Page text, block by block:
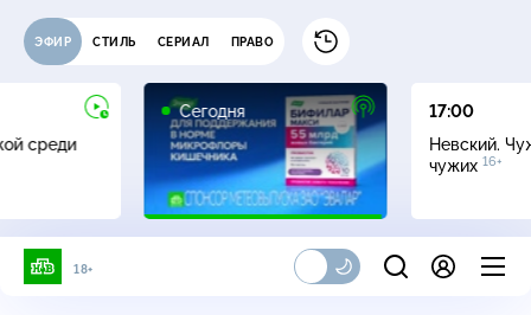
ЭФИР СТИЛЬ СЕРИАЛ ПРАВО
среди
Сегодня
17:00
Невский.
чужих 16+
18+